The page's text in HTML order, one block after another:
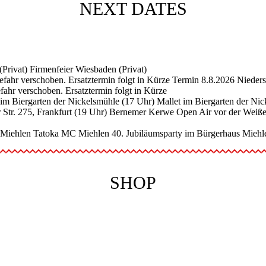
NEXT DATES
Firmenfeier Wiesbaden (Privat)
verschoben. Ersatztermin folgt in Kürze Termin 8.8.2026
verschoben. Ersatztermin folgt in Kürze
Biergarten der Nickelsmühle (17 Uhr) Mallet im Biergarten der
275, Frankfurt (19 Uhr) Bernemer Kerwe Open Air vor der
Tatoka MC Miehlen 40. Jubiläumsparty im Bürgerhaus
SHOP